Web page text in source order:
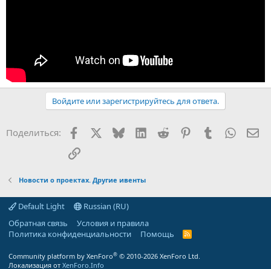
Войдите или зарегистрируйтесь для ответа.
Поделиться: FacebookX (Twitter)
BlueskyLinkedIn
Reddit PinterestTumblr
Ссылка
Новости о проектах. Другие ивенты
Default Light
Russian (RU)
Обратная связь
Условия и правила
Политика конфиденциальности
Помощь
R
Community platform by XenForo® © 2010-2026 XenForo Ltd.
Локализация от XenForo.Info